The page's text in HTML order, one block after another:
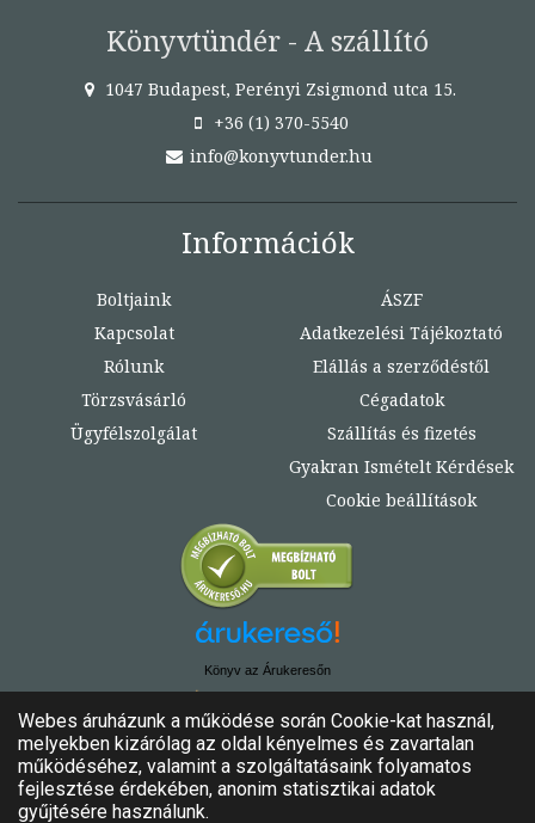
Könyvtündér - A szállító
1047 Budapest, Perényi Zsigmond utca 15.
+36 (1) 370-5540
info@konyvtunder.hu
Információk
Boltjaink
Kapcsolat
Rólunk
Törzsvásárló
Ügyfélszolgálat
ÁSZF
Adatkezelési Tájékoztató
Elállás a szerződéstől
Cégadatok
Szállítás és fizetés
Gyakran Ismételt Kérdések
Cookie beállítások
Könyv az Árukeresőn